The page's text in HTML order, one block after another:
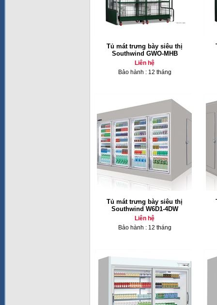
Tủ mát trưng bày siêu thị
Southwind GWO-MHB
Liên hệ
Bảo hành : 12 tháng
Tủ mát trưng bày siêu thị
Southwind W6D1-4DW
Liên hệ
Bảo hành : 12 tháng